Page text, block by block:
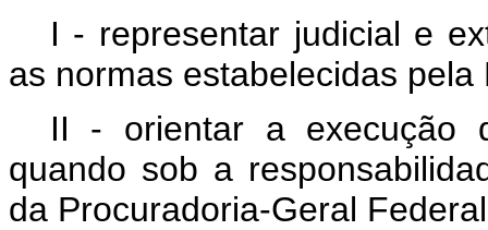
I - representar judicial e
as normas estabelecidas
II - orientar a execução
quando sob a
da Procuradoria-Geral